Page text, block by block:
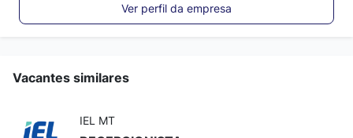
Ver perfil da empresa
Vacantes similares
IEL MT